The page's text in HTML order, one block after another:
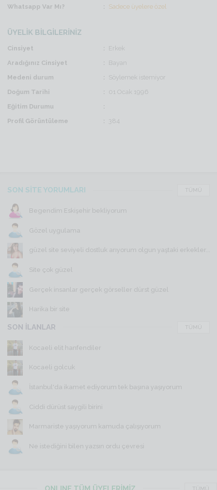
Whatsapp Var Mı?
Sadece üyelere özel
ÜYELİK BİLGİLERİNİZ
Cinsiyet
Erkek
Aradığınız Cinsiyet
Bayan
Medeni durum
Söylemek istemiyor
Doğum Tarihi
01 Ocak 1996
Eğitim Durumu
Profil Görüntüleme
384
SON SİTE YORUMLARI TÜMÜ
Begendim Eskişehir bekliyorum
Gözel uygulama
güzel site seviyeli dostluk arıyorum olgun yaştaki erkekler...
Site çok güzel
Gerçek insanlar gerçek görseller dürst güzel
Harika bir site
SON İLANLAR TÜMÜ
Kocaeli elit hanfendiler
Kocaeli golcuk
İstanbul'da ikamet ediyorum tek başına yaşıyorum
Ciddi dürüst saygili birini
Marmariste yaşıyorum kamuda çalışıyorum
Ne istediğini bilen yazsın ordu çevresi
TÜMÜ